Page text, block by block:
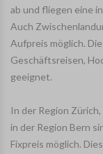
ab und fliegen eine
Auch
Aufpreis möglich.
Geschäftsreisen,
geeignet.
In der Region
in der Region Bern
Fixpreis möglich.